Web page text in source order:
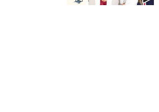
פרסמו